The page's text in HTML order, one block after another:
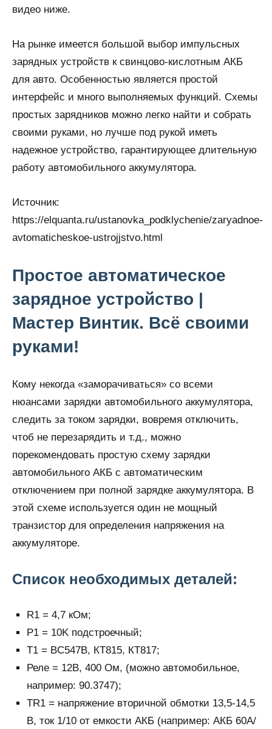
видео ниже.
На рынке имеется большой выбор импульсных
зарядных устройств к свинцово-кислотным АКБ
для авто. Особенностью является простой
интерфейс и много выполняемых функций. Схемы
простых зарядников можно легко найти и собрать
своими руками, но лучше под рукой иметь
надежное устройство, гарантирующее длительную
работу автомобильного аккумулятора.
Источник:
https://elquanta.ru/ustanovka_podklychenie/zaryadnoe-
avtomaticheskoe-ustrojjstvo.html
Простое автоматическое
зарядное устройство |
Мастер Винтик. Всё своими
руками!
Кому некогда «заморачиваться» со всеми
нюансами зарядки автомобильного аккумулятора,
следить за током зарядки, вовремя отключить,
чтоб не перезарядить и т.д., можно
порекомендовать простую схему зарядки
автомобильного АКБ с автоматическим
отключением при полной зарядке аккумулятора. В
этой схеме используется один не мощный
транзистор для определения напряжения на
аккумуляторе.
Список необходимых деталей:
R1 = 4,7 кОм;
Р1 = 10K подстроечный;
T1 = BC547B, КТ815, КТ817;
Реле = 12В, 400 Ом, (можно автомобильное,
например: 90.3747);
TR1 = напряжение вторичной обмотки 13,5-14,5
В, ток 1/10 от емкости АКБ (например: АКБ 60А/